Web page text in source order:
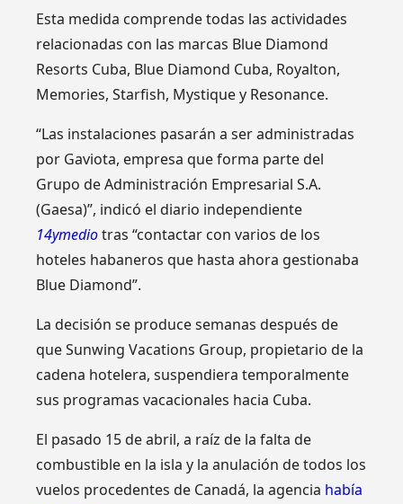
Esta medida comprende todas las actividades
relacionadas con las marcas Blue Diamond
Resorts Cuba, Blue Diamond Cuba, Royalton,
Memories, Starfish, Mystique y Resonance.
“Las instalaciones pasarán a ser administradas
por Gaviota, empresa que forma parte del
Grupo de Administración Empresarial S.A.
(Gaesa)”, indicó el diario independiente
14ymediotras “contactar con varios de los
hoteles habaneros que hasta ahora gestionaba
Blue Diamond”.
La decisión se produce semanas después de
que Sunwing Vacations Group, propietario de la
cadena hotelera, suspendiera temporalmente
sus programas vacacionales hacia Cuba.
El pasado 15 de abril, a raíz de la falta de
combustible en la isla y la anulación de todos los
vuelos procedentes de Canadá, la agencia había